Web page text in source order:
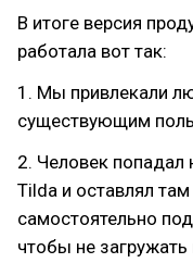
В итоге версия
работала вот так:
1. Мы привлекали
существующим
2. Человек попадал
Tilda и оставлял
самостоятельно
чтобы не